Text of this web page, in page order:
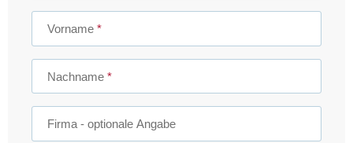
Vorname
Nachname
Firma - optionale Angabe